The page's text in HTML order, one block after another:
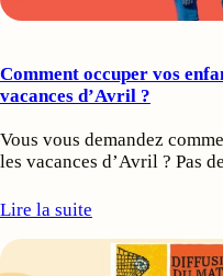
Comment occuper vos
vacances d’Avril ?
Vous vous demandez
les vacances d’Avril ? Pas
Lire la suite